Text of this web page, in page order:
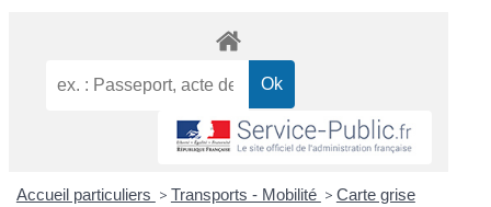
Accueil particuliers > Transports - Mobilité > Carte grise